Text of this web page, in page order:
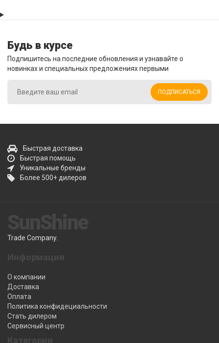
Будь в курсе
Подпишитесь на последние обновления и узнавайте о
новинках и специальных предложениях первыми
ПОДПИСАТЬСЯ
Быстрая доставка
Быстрая помощь
Уникальные бренды
Более 500+ дилеров
Trade Company.
О компании
Доставка
Оплата
Политика конфидециальности
Стать дилером
Сервисный центр